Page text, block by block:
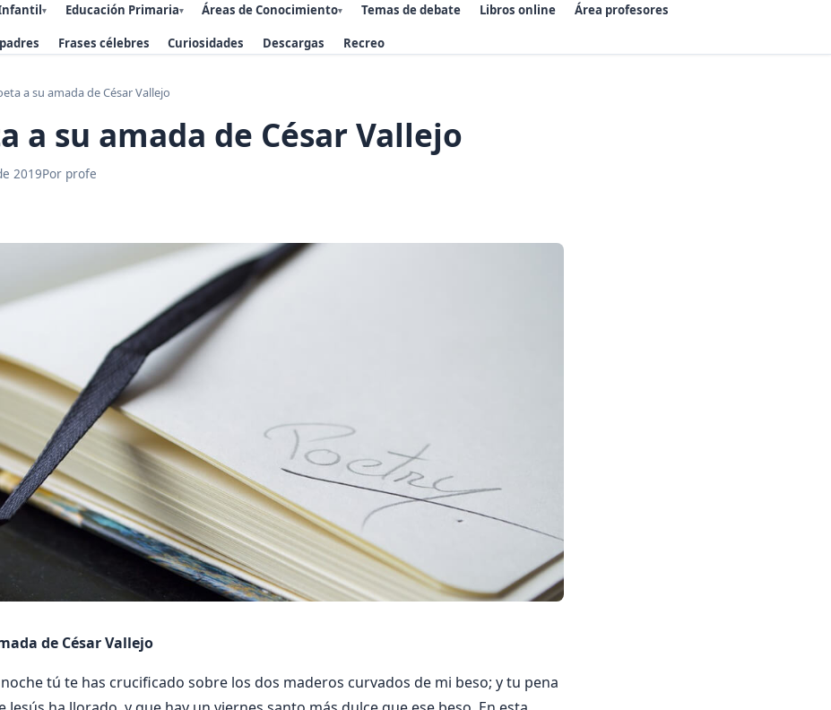
▾ Educación Primaria▾ Áreas de Conocimiento▾ Temas de debate Libros online Área profesores
Frases célebres Curiosidades Descargas Recreo
a su amada de César Vallejo
a su amada de César Vallejo
2019Por profe
de César Vallejo
tú te has crucificado sobre los dos maderos curvados de mi beso; y tu pena